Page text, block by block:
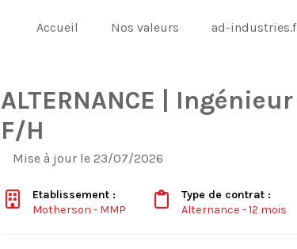
Accueil Nos valeurs ad-
ALTERNANCE |
F/H
Mise à jour le 23/07/2026
Etablissement :
Motherson - MMP
Type de contrat :
Alternance - 12 mois